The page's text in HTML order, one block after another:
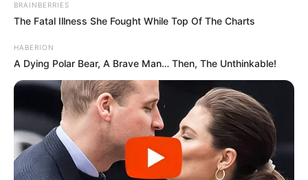
BRAINBERRIES
The Fatal Illness She Fought While Top Of The Charts
HABERION
A Dying Polar Bear, A Brave Man… Then, The Unthinkable!